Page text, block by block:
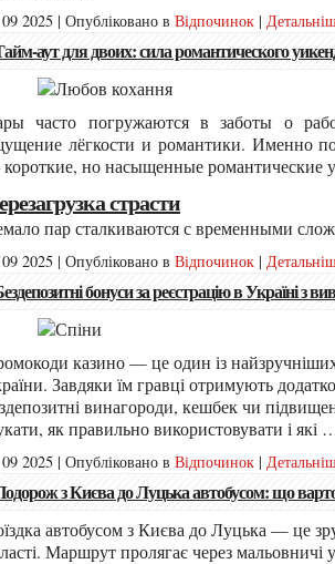
09 2025 | Опубліковано в Відпочинок |
Тайм-аут для двоих: сила романтического
лёгкости и романтики. Именно
но насыщенные романтические
Перезагрузка страсти
пар сталкиваются с временными
09 2025 | Опубліковано в Відпочинок |
Бездепозитні бонуси за реєстрацію в Україні
Завдяки їм гравці отримують
винагороди, кешбек чи
як правильно використовувати і які
09 2025 | Опубліковано в Відпочинок |
Подорож з Києва до Луцька автобусом: що
Маршрут пролягає через мальовничі